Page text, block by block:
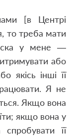
[в Центрі
то треба мати
у мене —
або
якісь інші її
Я не
Якщо вона
якщо вона у
її